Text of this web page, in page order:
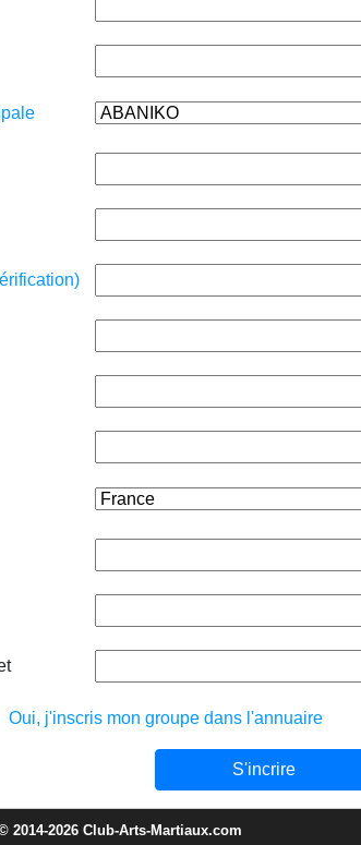
Oui, j'inscris mon groupe dans l'annuaire
2014-2026 Club-Arts-Martiaux.com